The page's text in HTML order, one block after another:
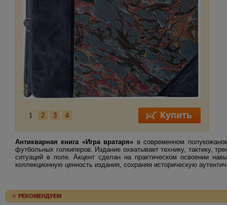
1 2 3 4
Антикварная книга «Игра вратаря» в современном
футбольных голкиперов. Издание охватывает технику, тактику,
ситуаций в поле. Акцент сделан на практическом освоении
коллекционную ценность издания, сохраняя историческую
РЕКОМЕНДУЕМ